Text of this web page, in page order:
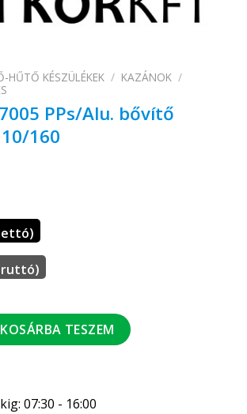
HŰTŐ KÉSZÜLÉKEK / KAZÁNOK /
PPs/Alu. bővítő
160
Alu. bővítő 100/150 - 110/160 mennyiség
KOSÁRBA TESZEM
07:30 - 16:00